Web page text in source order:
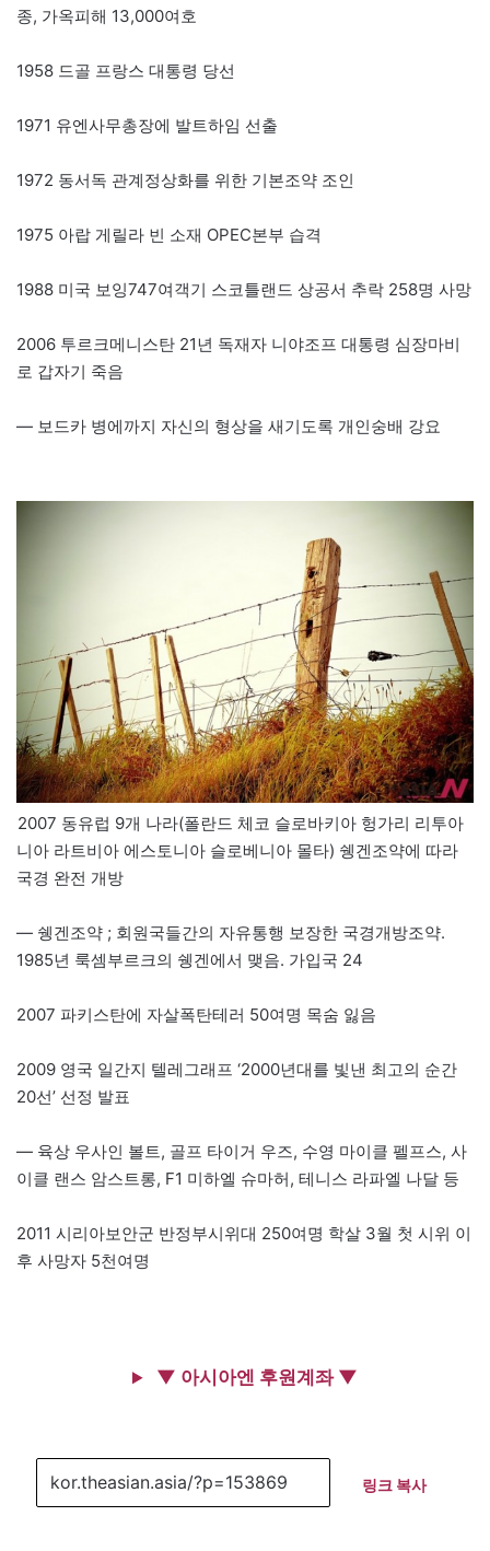
종, 가옥피해 13,000여호
1958 드골 프랑스 대통령 당선
1971 유엔사무총장에 발트하임 선출
1972 동서독 관계정상화를 위한 기본조약 조인
1975 아랍 게릴라 빈 소재 OPEC본부 습격
1988 미국 보잉747여객기 스코틀랜드 상공서 추락 258명 사망
2006 투르크메니스탄 21년 독재자 니야조프 대통령 심장마비
로 갑자기 죽음
— 보드카 병에까지 자신의 형상을 새기도록 개인숭배 강요
2007 동유럽 9개 나라(폴란드 체코 슬로바키아 헝가리 리투아
니아 라트비아 에스토니아 슬로베니아 몰타) 쉥겐조약에 따라
국경 완전 개방
— 쉥겐조약 ; 회원국들간의 자유통행 보장한 국경개방조약.
1985년 룩셈부르크의 쉥겐에서 맺음. 가입국 24
2007 파키스탄에 자살폭탄테러 50여명 목숨 잃음
2009 영국 일간지 텔레그래프 ‘2000년대를 빛낸 최고의 순간
20선’ 선정 발표
— 육상 우사인 볼트, 골프 타이거 우즈, 수영 마이클 펠프스, 사
이클 랜스 암스트롱, F1 미하엘 슈마허, 테니스 라파엘 나달 등
2011 시리아보안군 반정부시위대 250여명 학살 3월 첫 시위 이
후 사망자 5천여명
▼ 아시아엔 후원계좌 ▼
링크 복사